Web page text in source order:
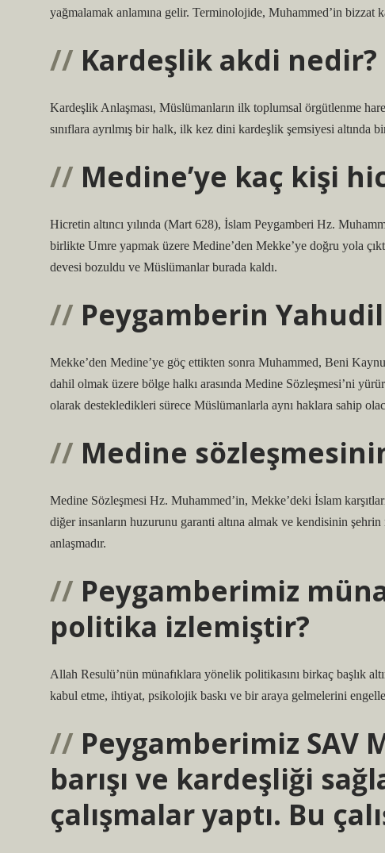
yağmalamak anlamına gelir. Terminolojide, Muhammed’in bizzat
Kardeşlik akdi nedir?
Kardeşlik Anlaşması, Müslümanların ilk toplumsal örgütlenme
sınıflara ayrılmış bir halk, ilk kez dini kardeşlik şemsiyesi altında
Medine’ye kaç kişi
Hicretin altıncı yılında (Mart 628), İslam Peygamberi Hz.
birlikte Umre yapmak üzere Medine’den Mekke’ye doğru yola
devesi bozuldu ve Müslümanlar burada kaldı.
Peygamberin
Mekke’den Medine’ye göç ettikten sonra Muhammed, Beni
dahil olmak üzere bölge halkı arasında Medine Sözleşmesi’ni
olarak destekledikleri sürece Müslümanlarla aynı haklara sahip
Medine
Medine Sözleşmesi Hz. Muhammed’in, Mekke’deki İslam
diğer insanların huzurunu garanti altına almak ve kendisinin
anlaşmadır.
Peygamberimiz
politika izlemiştir?
Allah Resulü’nün münafıklara yönelik politikasını birkaç başlık
kabul etme, ihtiyat, psikolojik baskı ve bir araya gelmelerini
Peygamberimiz SAV
barışı ve kardeşliği
çalışmalar yaptı. Bu